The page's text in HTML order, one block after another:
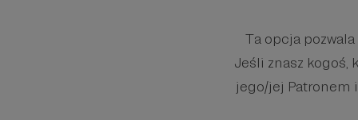
Ta opcja
Jeśli znasz kogoś,
jego/jej Patronem